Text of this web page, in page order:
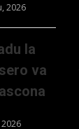
2026
la
va
2026